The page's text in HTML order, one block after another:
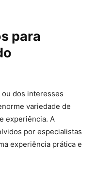
para
dos interesses
variedade de
experiência. A
por especialistas
experiência prática e